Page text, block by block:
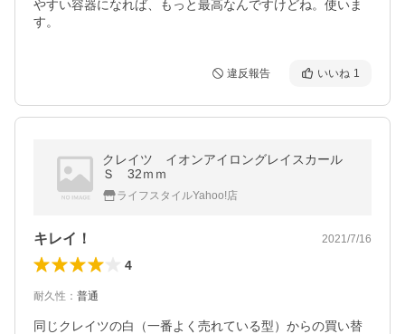
やすい容器になれば、もっと最高なんですけどね。使いま
す。
違反報告 いいね 1
クレイツ イオンアイロングレイスカール
Ｓ 32ｍｍ
ライフスタイルYahoo!店
キレイ！ 2021/7/16
4
耐久性 ： 普通
同じクレイツの白（一番よく売れている型）からの買い替